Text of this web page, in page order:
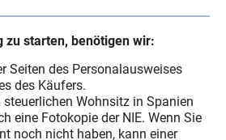
zu starten, benötigen wir:
Seiten des Personalausweises
des Käufers.
steuerlichen Wohnsitz in Spanien
eine Fotokopie der NIE. Wenn Sie
noch nicht haben, kann einer